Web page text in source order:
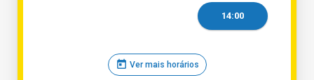
14:00
today Ver mais horários